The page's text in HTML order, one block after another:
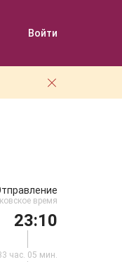
Войти
время
23:10
час. 05 мин.